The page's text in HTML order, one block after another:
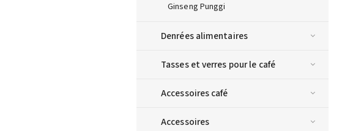
Ginseng Punggi
Denrées alimentaires
Tasses et verres pour le café
Accessoires café
Accessoires